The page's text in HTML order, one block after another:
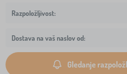
Dostava na vaš naslov od:
Gledanje